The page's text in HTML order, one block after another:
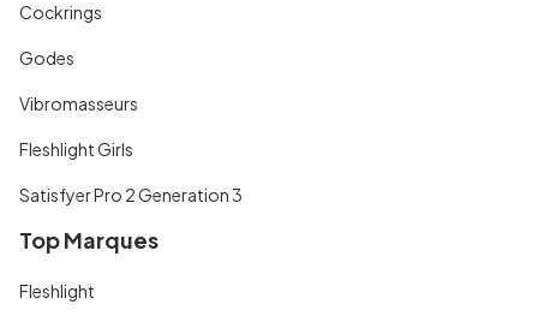
Cockrings
Godes
Vibromasseurs
Fleshlight Girls
Satisfyer Pro 2 Generation 3
Top Marques
Fleshlight